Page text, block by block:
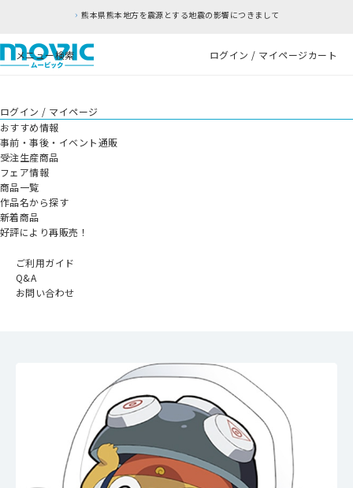
熊本県熊本地方を震源とする地震の影響につきまして
メニュー検索 ログイン / マイページカート
ログイン / マイページ
おすすめ情報
事前・事後・イベント通販
受注生産商品
フェア情報
商品一覧
作品名から探す
新着商品
好評により再販売！
ご利用ガイド
Q&A
お問い合わせ